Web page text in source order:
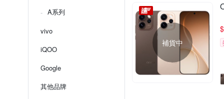
A系列
vivo
iQOO
Google
其他品牌
補貨中
$